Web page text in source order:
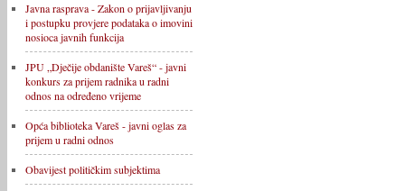
Javna rasprava - Zakon o prijavljivanju
i postupku provjere podataka o imovini
nosioca javnih funkcija
JPU „Dječije obdanište Vareš“ - javni
konkurs za prijem radnika u radni
odnos na određeno vrijeme
Opća biblioteka Vareš - javni oglas za
prijem u radni odnos
Obavijest političkim subjektima